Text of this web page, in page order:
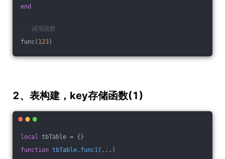
end
-- 调用函数
func( 123)
2、表构建，key存储函数(1)
local tbTable = {}
function tbTable.func1(...)